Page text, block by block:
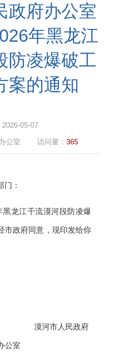
政府办公室
年黑龙江
防凌爆破工
案的通知
2026-05-07
公室 访问量： 365
门 ：
黑龙江干流漠河段防凌爆
市政府同意，现印发给你
漠河市人民政府
公室